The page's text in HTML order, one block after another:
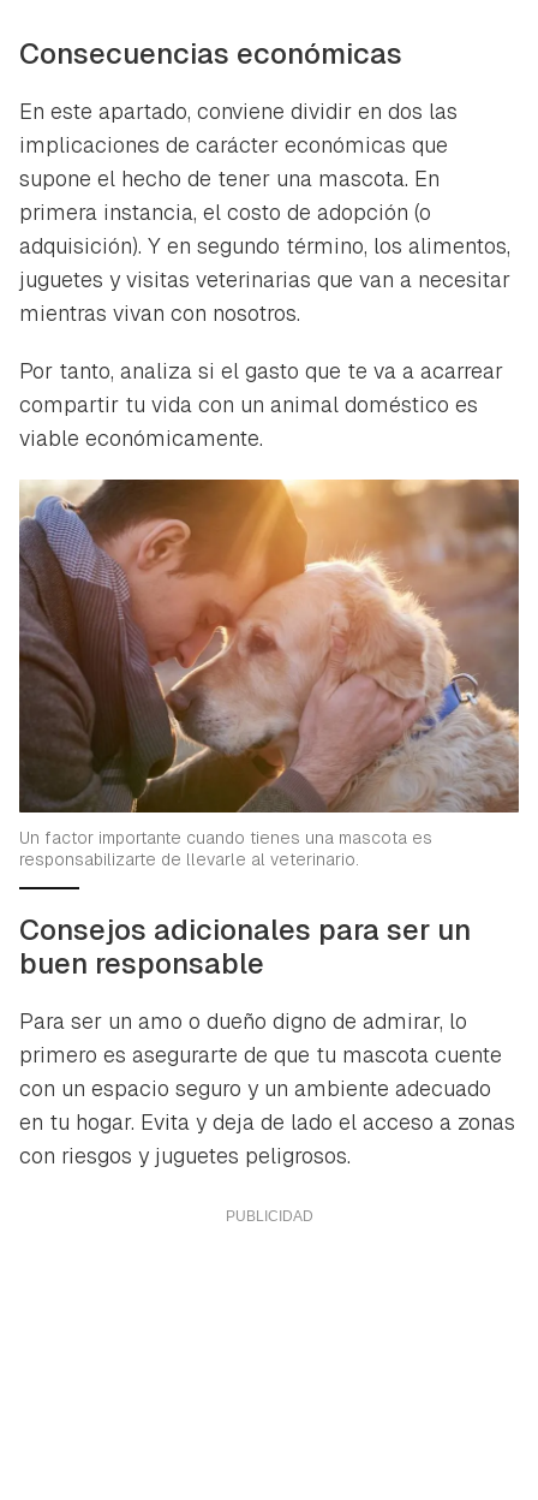
Consecuencias económicas
En este apartado, conviene dividir en dos las
implicaciones de carácter económicas que
supone el hecho de tener una mascota. En
primera instancia, el costo de adopción (o
adquisición). Y en segundo término, los alimentos,
juguetes y visitas veterinarias que van a necesitar
mientras vivan con nosotros.
Por tanto, analiza si el gasto que te va a acarrear
compartir tu vida con un animal doméstico es
viable económicamente.
Un factor importante cuando tienes una mascota es
responsabilizarte de llevarle al veterinario.
Consejos adicionales para ser un
buen responsable
Para ser un amo o dueño digno de admirar, lo
primero es asegurarte de que tu mascota cuente
con un espacio seguro y un ambiente adecuado
en tu hogar. Evita y deja de lado el acceso a zonas
con riesgos y juguetes peligrosos.